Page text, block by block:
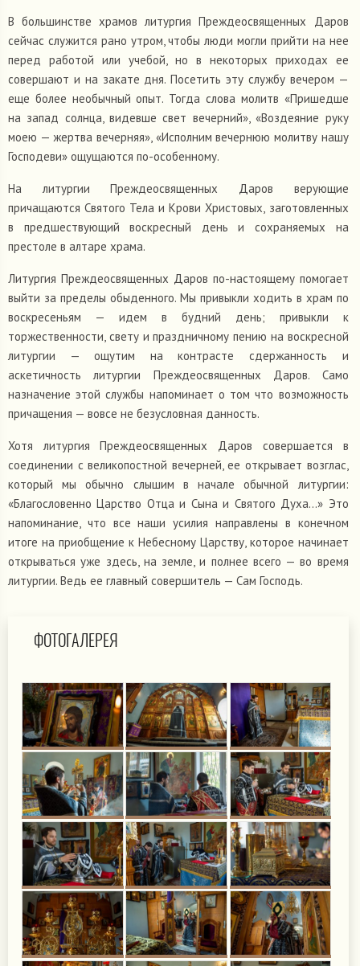
В большинстве храмов литургия Преждеосвященных Даров
сейчас служится рано утром, чтобы люди могли прийти на нее
перед работой или учебой, но в некоторых приходах ее
совершают и на закате дня. Посетить эту службу вечером —
еще более необычный опыт. Тогда слова молитв «Пришедше
на запад солнца, видевше свет вечерний», «Воздеяние руку
моею — жертва вечерняя», «Исполним вечернюю молитву нашу
Господеви» ощущаются по-особенному.
На литургии Преждеосвященных Даров верующие
причащаются Святого Тела и Крови Христовых, заготовленных
в предшествующий воскресный день и сохраняемых на
престоле в алтаре храма.
Литургия Преждеосвященных Даров по-настоящему помогает
выйти за пределы обыденного. Мы привыкли ходить в храм по
воскресеньям — идем в будний день; привыкли к
торжественности, свету и праздничному пению на воскресной
литургии — ощутим на контрасте сдержанность и
аскетичность литургии Преждеосвященных Даров. Само
назначение этой службы напоминает о том что возможность
причащения — вовсе не безусловная данность.
Хотя литургия Преждеосвященных Даров совершается в
соединении с великопостной вечерней, ее открывает возглас,
который мы обычно слышим в начале обычной литургии:
«Благословенно Царство Отца и Сына и Святого Духа...» Это
напоминание, что все наши усилия направлены в конечном
итоге на приобщение к Небесному Царству, которое начинает
открываться уже здесь, на земле, и полнее всего — во время
литургии. Ведь ее главный совершитель — Сам Господь.
ФОТОГАЛЕРЕЯ